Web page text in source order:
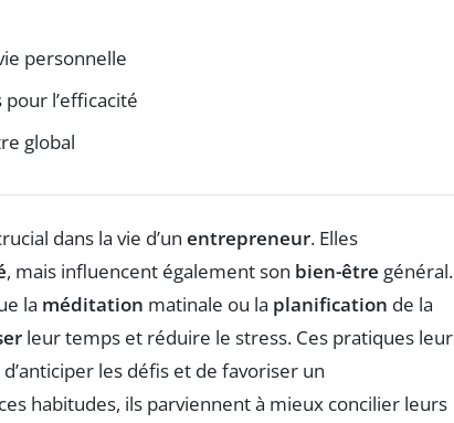
personnelle
l’efficacité
global
dans la vie d’un entrepreneur. Elles
, mais influencent également son bien-être général.
la méditation matinale ou la planification de la
leur temps et réduire le stress. Ces pratiques leur
les défis et de favoriser un
habitudes, ils parviennent à mieux concilier leurs